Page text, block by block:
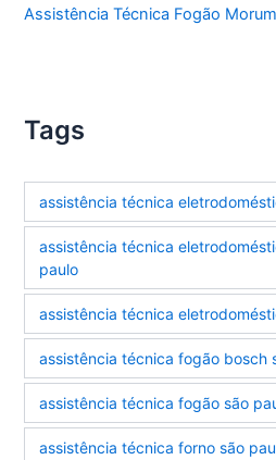
Assistência Técnica Fogão
Tags
assistência técnica
assistência técnica
paulo
assistência técnica
assistência técnica fogão bosch
assistência técnica fogão são
assistência técnica forno são